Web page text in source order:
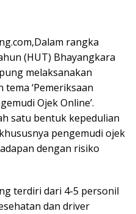
rangka
(HUT) Bhayangkara
melaksanakan
‘Pemeriksaan
Ojek Online’.
satu bentuk kepedulian
pengemudi ojek
dengan risiko
terdiri dari 4-5 personil
dan driver